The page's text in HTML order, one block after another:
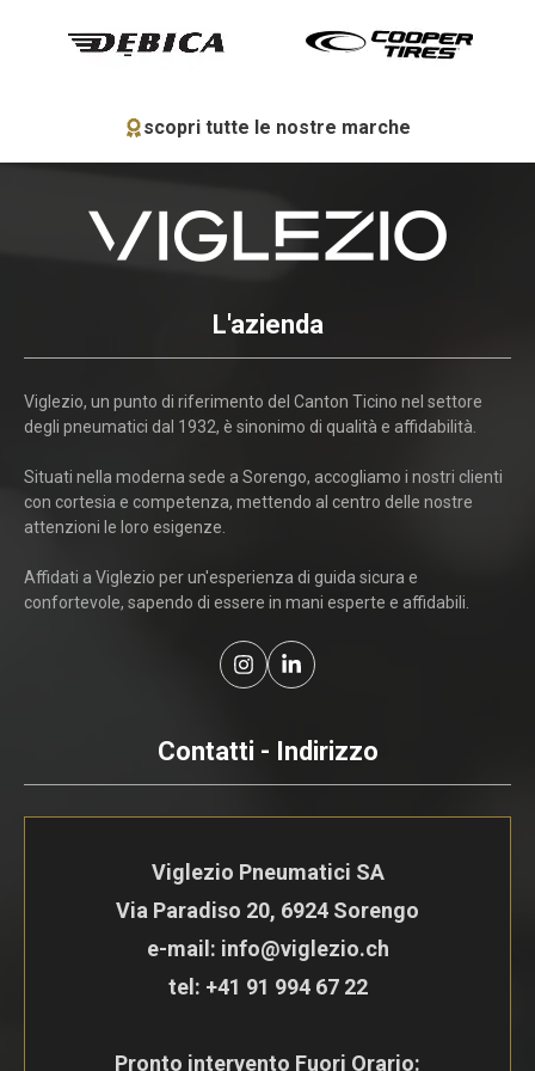
scopri tutte le nostre marche
L'azienda
Viglezio, un punto di riferimento del Canton Ticino nel settore
degli pneumatici dal 1932, è sinonimo di qualità e affidabilità.
Situati nella moderna sede a Sorengo, accogliamo i nostri clienti
con cortesia e competenza, mettendo al centro delle nostre
attenzioni le loro esigenze.
Affidati a Viglezio per un'esperienza di guida sicura e
confortevole, sapendo di essere in mani esperte e affidabili.
Contatti - Indirizzo
Viglezio Pneumatici SA
Via Paradiso 20, 6924 Sorengo
e-mail: info@viglezio.ch
tel: +41 91 994 67 22
Pronto intervento Fuori Orario: